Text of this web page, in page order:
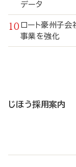
データ
ロート豪州子
事業を強化
じほう採用案内